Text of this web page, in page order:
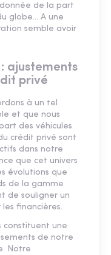
de la part
globe… A une
semble avoir
ajustements
privé
à un tel
et que nous
des véhicules
crédit privé sont
dans notre
que cet univers
évolutions que
de la gamme
de souligner un
financières.
constituent une
de notre
Notre